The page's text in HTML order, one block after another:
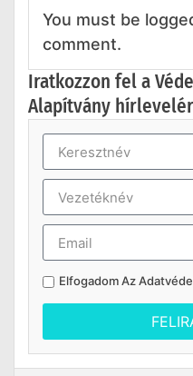
You must be
comment.
Iratkozzon fel a
Alapítvány
Elfogadom Az